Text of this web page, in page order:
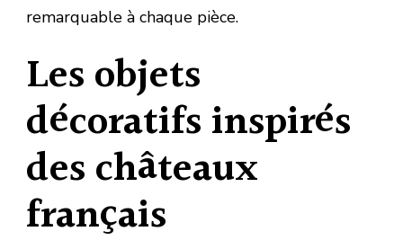
remarquable à chaque pièce.
Les objets
décoratifs inspirés
des châteaux
français